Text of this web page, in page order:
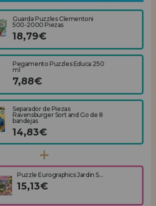
Guarda Puzzles Clementoni
500-2000 Piezas
18,79€
Pegamento Puzzles Educa 250
ml
7,88€
Separador de Piezas
Ravensburger Sort and Go de 8
bandejas
14,83€
Puzzle Eurographics Jardin S...
15,13€